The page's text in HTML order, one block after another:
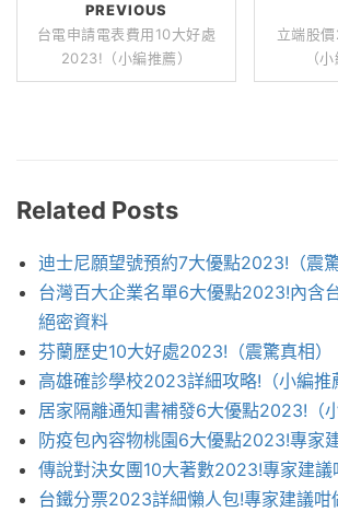
PREVIOUS
台電申請電表費用10大好處
2023!（小編推薦）
立端股
（
Related Posts
迪士尼願望號預約7大優點2023!（震驚
台灣百大企業名單6大優點2023!內含
絕密資料
芬蘭歷史10大好處2023!（震驚真相）
高雄確診學校2023詳細攻略!（小編推
居家隔離通知書補發6大優點2023!（小
防疫包內容物桃園6大優點2023!專家
傳說對決女團10大著數2023!專家建議
台鐵分票2023詳細懶人包!專家建議咁